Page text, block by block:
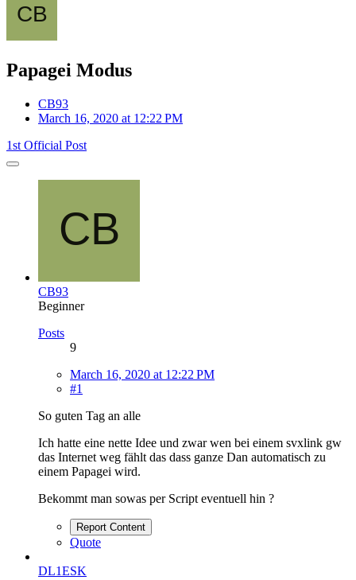
Papagei Modus
CB93
March 16, 2020 at 12:22 PM
1st Official Post
CB93
Beginner
Posts
9
March 16, 2020 at 12:22 PM
#1
So guten Tag an alle
Ich hatte eine nette Idee und zwar wen bei einem svxlink gw
das Internet weg fählt das dass ganze Dan automatisch zu
einem Papagei wird.
Bekommt man sowas per Script eventuell hin ?
Report Content
Quote
DL1ESK